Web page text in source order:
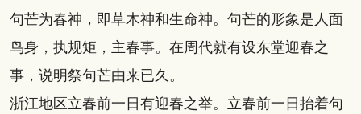
句芒为春神，即草木神和生命神。句芒的形象是人面
鸟身，执规矩，主春事。在周代就有设东堂迎春之
事，说明祭句芒由来已久。
浙江地区立春前一日有迎春之举。立春前一日抬着句